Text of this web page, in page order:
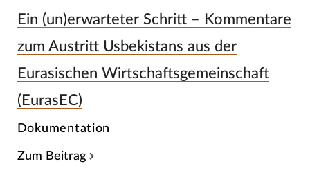
Ein (un)erwarteter Schritt – Kommentare
zum Austritt Usbekistans aus der
Eurasischen Wirtschaftsgemeinschaft
(EurasEC)
Dokumentation
Zum Beitrag